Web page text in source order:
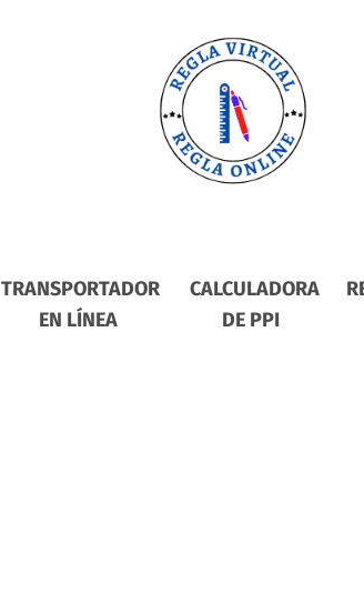
TRANSPORTADOR
EN LÍNEA
CALCULADORA
DE PPI